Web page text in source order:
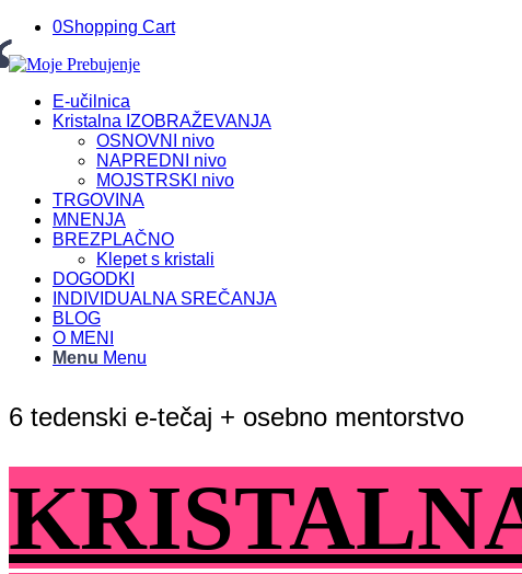
0Shopping Cart
E-učilnica
Kristalna IZOBRAŽEVANJA
OSNOVNI nivo
NAPREDNI nivo
MOJSTRSKI nivo
TRGOVINA
MNENJA
BREZPLAČNO
Klepet s kristali
DOGODKI
INDIVIDUALNA SREČANJA
BLOG
O MENI
Menu Menu
6 tedenski e-tečaj + osebno mentorstvo